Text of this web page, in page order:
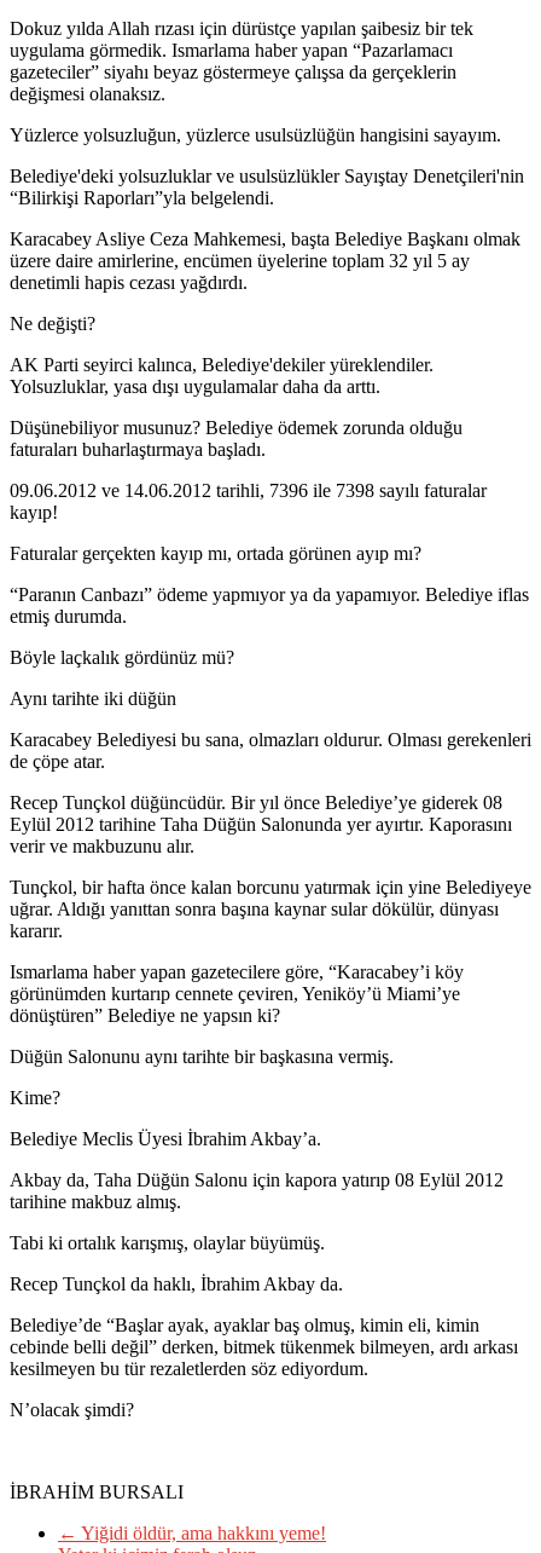
Dokuz yılda Allah rızası için dürüstçe yapılan şaibesiz bir tek
uygulama görmedik. Ismarlama haber yapan “Pazarlamacı
gazeteciler” siyahı beyaz göstermeye çalışsa da gerçeklerin
değişmesi olanaksız.
Yüzlerce yolsuzluğun, yüzlerce usulsüzlüğün hangisini sayayım.
Belediye'deki yolsuzluklar ve usulsüzlükler Sayıştay Denetçileri'nin
“Bilirkişi Raporları”yla belgelendi.
Karacabey Asliye Ceza Mahkemesi, başta Belediye Başkanı olmak
üzere daire amirlerine, encümen üyelerine toplam 32 yıl 5 ay
denetimli hapis cezası yağdırdı.
Ne değişti?
AK Parti seyirci kalınca, Belediye'dekiler yüreklendiler.
Yolsuzluklar, yasa dışı uygulamalar daha da arttı.
Düşünebiliyor musunuz? Belediye ödemek zorunda olduğu
faturaları buharlaştırmaya başladı.
09.06.2012 ve 14.06.2012 tarihli, 7396 ile 7398 sayılı faturalar
kayıp!
Faturalar gerçekten kayıp mı, ortada görünen ayıp mı?
“Paranın Canbazı” ödeme yapmıyor ya da yapamıyor. Belediye iflas
etmiş durumda.
Böyle laçkalık gördünüz mü?
Aynı tarihte iki düğün
Karacabey Belediyesi bu sana, olmazları oldurur. Olması gerekenleri
de çöpe atar.
Recep Tunçkol düğüncüdür. Bir yıl önce Belediye’ye giderek 08
Eylül 2012 tarihine Taha Düğün Salonunda yer ayırtır. Kaporasını
verir ve makbuzunu alır.
Tunçkol, bir hafta önce kalan borcunu yatırmak için yine Belediyeye
uğrar. Aldığı yanıttan sonra başına kaynar sular dökülür, dünyası
kararır.
Ismarlama haber yapan gazetecilere göre, “Karacabey’i köy
görünümden kurtarıp cennete çeviren, Yeniköy’ü Miami’ye
dönüştüren” Belediye ne yapsın ki?
Düğün Salonunu aynı tarihte bir başkasına vermiş.
Kime?
Belediye Meclis Üyesi İbrahim Akbay’a.
Akbay da, Taha Düğün Salonu için kapora yatırıp 08 Eylül 2012
tarihine makbuz almış.
Tabi ki ortalık karışmış, olaylar büyümüş.
Recep Tunçkol da haklı, İbrahim Akbay da.
Belediye’de “Başlar ayak, ayaklar baş olmuş, kimin eli, kimin
cebinde belli değil” derken, bitmek tükenmek bilmeyen, ardı arkası
kesilmeyen bu tür rezaletlerden söz ediyordum.
N’olacak şimdi?
İBRAHİM BURSALI
← Yiğidi öldür, ama hakkını yeme!